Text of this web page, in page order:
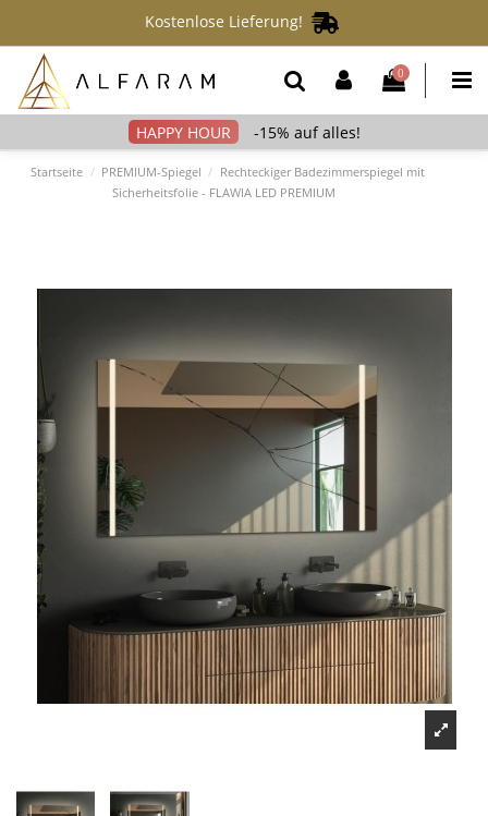
Kostenlose Lieferung!
0
-15% auf alles!
Startseite PREMIUM-Spiegel
Rechteckiger Badezimmerspiegel mit
Sicherheitsfolie - FLAWIA LED PREMIUM